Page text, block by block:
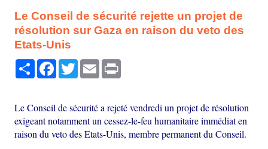
Le Conseil de sécurité rejette un projet de
résolution sur Gaza en raison du veto des
Etats-Unis
PartagerFacebook
TwitterEmail
Le Conseil de sécurité a rejeté vendredi un projet de résolution
exigeant notamment un cessez-le-feu humanitaire immédiat en
raison du veto des Etats-Unis, membre permanent du Conseil.